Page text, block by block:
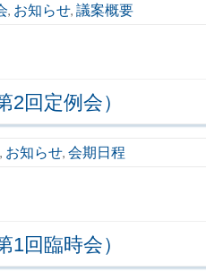
, お知らせ, 議案概要
回定例会）
, お知らせ, 会期日程
回臨時会）